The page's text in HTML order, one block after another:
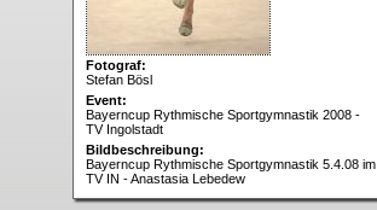
Fotograf:
Stefan Bösl
Event:
Bayerncup Rythmische Sportgymnastik 2008 -
TV Ingolstadt
Bildbeschreibung:
Bayerncup Rythmische Sportgymnastik 5.4.08 im
TV IN - Anastasia Lebedew